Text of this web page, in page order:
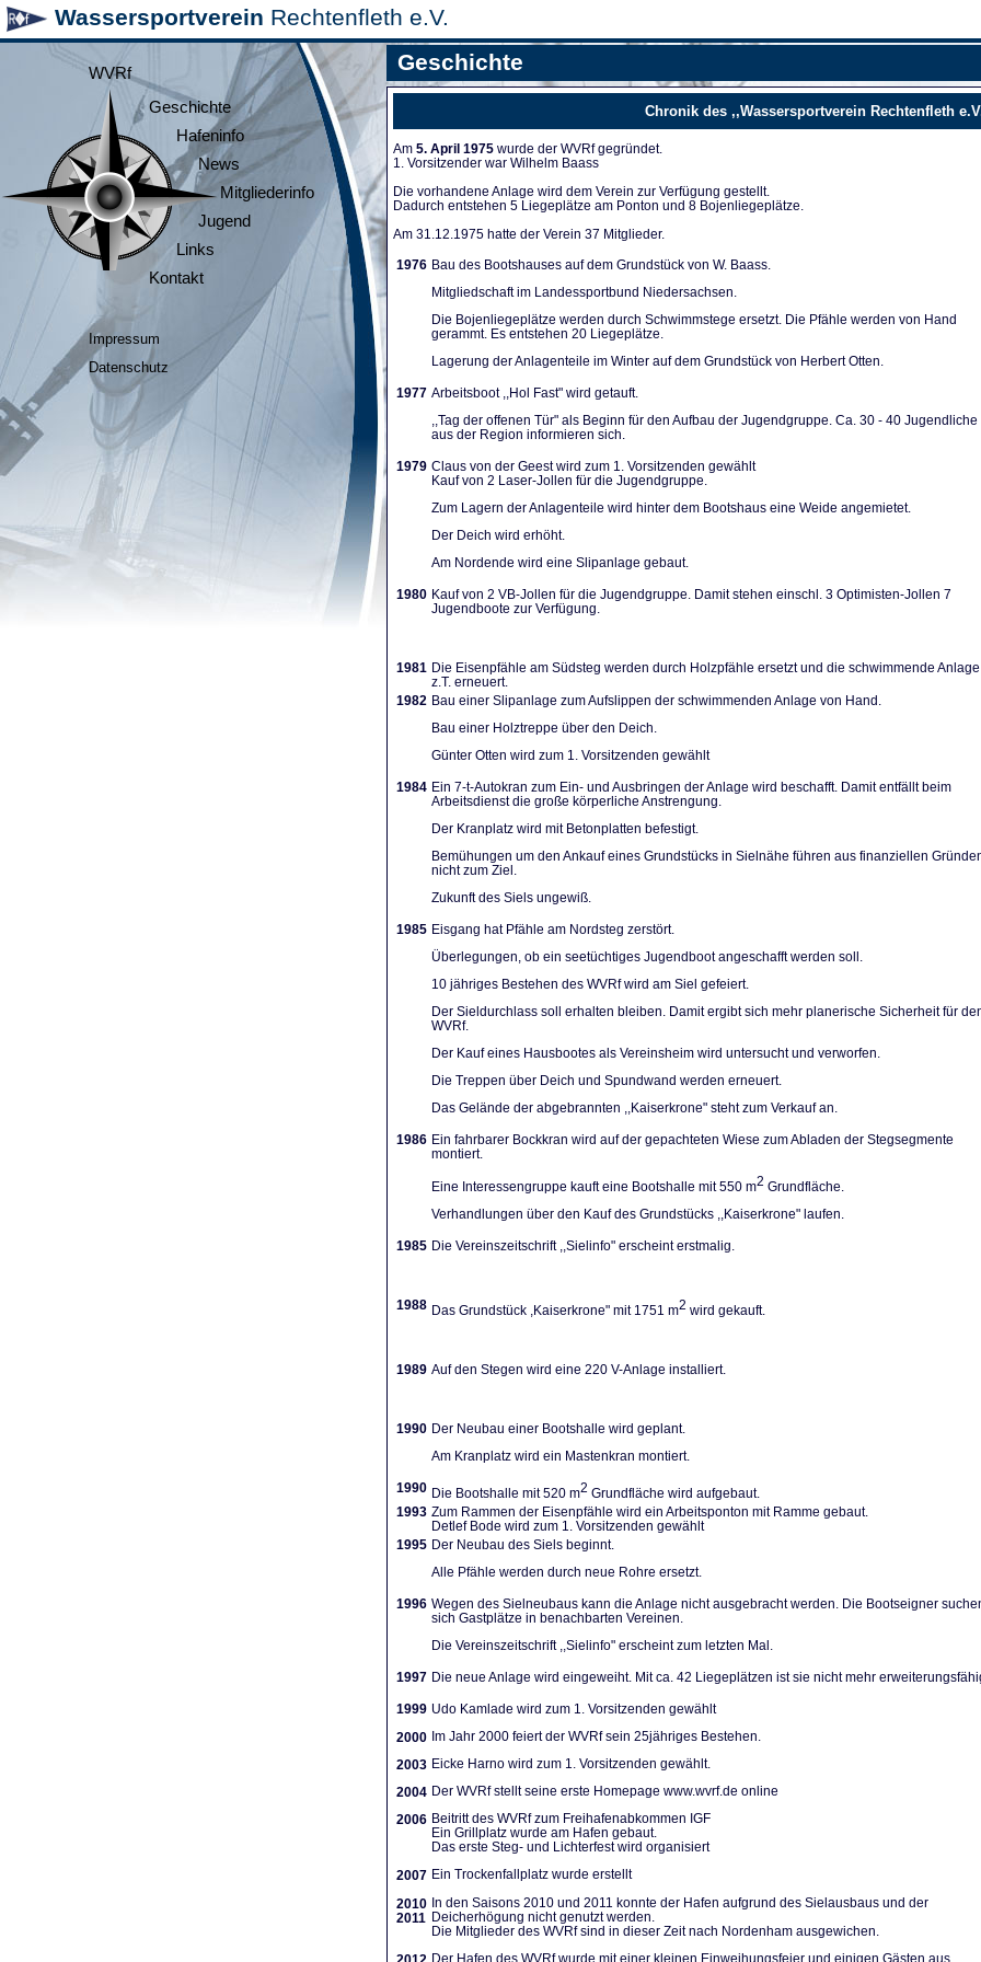
Wassersportverein Rechtenfleth e.V.
WVRf
Geschichte
Hafeninfo
News
Mitgliederinfo
Jugend
Links
Kontakt
Impressum
Datenschutz
Geschichte
Chronik des ,,Wassersportverein Rechtenfleth
Am 5. April 1975 wurde der WVRf gegründet.
1. Vorsitzender war Wilhelm Baass
Die vorhandene Anla­ge wird dem Verein zur Verfügung ge­stellt.
Dadurch entstehen 5 Liegeplät­ze am Ponton und 8 Bojenliegeplätze.
Am 31.12.1975 hatte der Verein 37 Mitglieder.
1976 Bau des Bootshauses auf dem Grundstück von W. Baass.
Mitgliedschaft im Landes­sportbund Niedersachsen.
Die Bojenliegeplätze werden durch Schwimmstege ersetzt. Die Pfähle werden von Hand
gerammt. Es entstehen 20 Lie­geplätze.
Lagerung der Anlagenteile im Winter auf dem Grundstück von Herbert Otten.
1977 Arbeitsboot ,,Hol Fast" wird getauft.
,,Tag der offenen Tür" als Be­ginn für den Aufbau der Jugendgruppe. Ca. 30 - 40 Ju­gendliche
aus der Region infor­mieren sich.
1979 Claus von der Geest wird zum 1. Vorsitzenden gewählt
Kauf von 2 Laser-Jollen für die Jugendgruppe.
Zum Lagern der Anlagentei­le wird hinter dem Bootshaus eine Weide angemietet.
Der Deich wird erhöht.
Am Nordende wird eine Slip­anlage gebaut.
1980 Kauf von 2 VB-Jollen für die Jugendgruppe. Damit stehen einschl. 3 Optimi­sten-Jollen 7
Jugendboote zur Verfügung.
1981 Die Eisenpfähle am Südsteg werden durch Holzpfähle ersetzt und die schwimmende Anlage
z.T. erneuert.
1982 Bau einer Slipanlage zum Aufslippen der schwimmenden Anlage von Hand.
Bau einer Holztreppe über den Deich.
Günter Otten wird zum 1. Vorsitzenden gewählt
1984 Ein 7-t-Autokran zum Ein- und Ausbringen der Anlage wird beschafft. Damit entfällt beim
Arbeits­dienst die große körperliche Anstrengung.
Der Kranplatz wird mit Be­tonplatten befestigt.
Bemühungen um den Ankauf eines Grundstücks in Sielnähe führen aus finanziellen
nicht zum Ziel.
Zukunft des Siels ungewiß.
1985 Eisgang hat Pfähle am Nordsteg zerstört.
Überlegungen, ob ein see­tüchtiges Jugendboot ange­schafft werden soll.
10 jähriges Bestehen des WVRf wird am Siel gefeiert.
Der Sieldurchlass soll erhal­ten bleiben. Damit ergibt sich mehr planerische Sicherheit für
WVRf.
Der Kauf eines Hausbootes als Vereinsheim wird unter­sucht und verworfen.
Die Treppen über Deich und Spundwand werden erneuert.
Das Gelände der abgebrann­ten ,,Kaiserkrone" steht zum Verkauf an.
1986 Ein fahrbarer Bockkran wird auf der gepachteten Wiese zum Abladen der Stegsegmente
montiert.
Eine Interessengruppe kauft eine Bootshalle mit 550 m2 Grundfläche.
Verhandlungen über den Kauf des Grundstücks ,,Kaiser­krone" laufen.
1985 Die Vereinszeitschrift ,,Sielinfo" erscheint erstmalig.
1988 Das Grundstück ,Kaiserkro­ne" mit 1751 m2 wird gekauft.
1989 Auf den Stegen wird eine 220 V-Anlage installiert.
1990 Der Neubau einer Bootshalle wird geplant.
Am Kranplatz wird ein Ma­stenkran montiert.
1990 Die Bootshalle mit 520 m2 Grundfläche wird aufgebaut.
1993 Zum Rammen der Eisenpfäh­le wird ein Arbeitsponton mit Ramme gebaut.
Detlef Bode wird zum 1. Vorsitzenden gewählt
1995 Der Neubau des Siels be­ginnt.
Alle Pfähle werden durch neue Rohre ersetzt.
1996 Wegen des Sielneubaus kann die Anlage nicht ausgebracht werden. Die Bootseigner
sich Gastplätze in be­nachbarten Vereinen.
Die Vereinszeitschrift ,,Sielinfo" erscheint zum letzten Mal.
1997 Die neue Anlage wird einge­weiht. Mit ca. 42 Liegeplätzen ist sie nicht mehr
1999
2000
2003
2004
2006
2007
2010
2011
Udo Kamlade wird zum 1. Vorsitzenden gewählt
Im Jahr 2000 feiert der WVRf sein 25jähriges Bestehen.
Eicke Harno wird zum 1. Vorsitzenden gewählt.
Der WVRf stellt seine erste Homepage www.wvrf.de online
Beitritt des WVRf zum Freihafenabkommen IGF
Ein Grillplatz wurde am Hafen gebaut.
Das erste Steg- und Lichterfest wird organisiert
Ein Trockenfallplatz wurde erstellt
In den Saisons 2010 und 2011 konnte der Hafen aufgrund des Sielausbaus und der
Deicherhögung nicht genutzt werden.
Die Mitglieder des WVRf sind in dieser Zeit nach Nordenham ausgewichen.
Der Hafen des WVRf wurde mit einer kleinen Einweihungsfeier und einigen Gästen aus